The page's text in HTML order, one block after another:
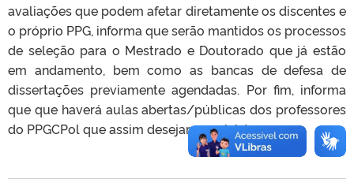
avaliações que podem afetar diretamente os discentes e
o próprio PPG, informa que serão mantidos os processos
de seleção para o Mestrado e Doutorado que já estão
em andamento, bem como as bancas de defesa de
dissertações previamente agendadas. Por fim, informa
que que haverá aulas abertas/públicas dos professores
do PPGCPol que assim desejarem ministrar.